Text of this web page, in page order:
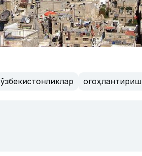
ўзбекистонликлар огоҳлантириш